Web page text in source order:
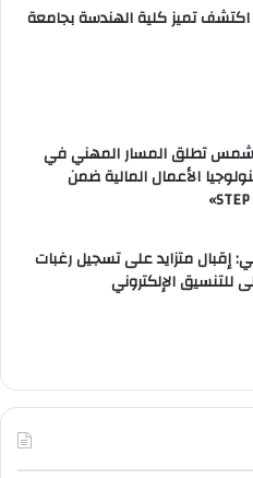
تميز كلية الهندسة بجامعة
تطلق المسار المهني في
الأعمال المالية ضمن
إقبال متزايد على تسجيل رغبات
للتنسيق الإلكتروني